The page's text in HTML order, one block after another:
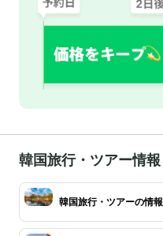
韓国旅行・ツアー情報
韓国旅行・ツアーの情報